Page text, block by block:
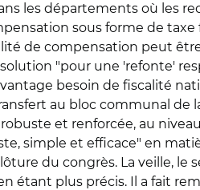
les départements où les
sous forme de
de compensation peut
"pour une 'refonte'
besoin de fiscalité
au bloc communal de
et renforcée, au
simple et efficace" en
du congrès. La veille, le
étant plus précis. Il a fait